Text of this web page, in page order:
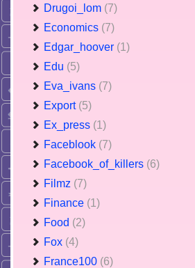
Drugoi_lom (7)
Economics (7)
Edgar_hoover (1)
Edu (5)
Eva_ivans (7)
Export (5)
Ex_press (1)
Faceblook (7)
Facebook_of_killers (6)
Filmz (7)
Finance (1)
Food (2)
Fox (4)
France100 (6)